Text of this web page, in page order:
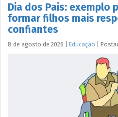
Dia dos Pais: exemplo
formar filhos mais
confiantes
8 de agosto de 2026 Educação